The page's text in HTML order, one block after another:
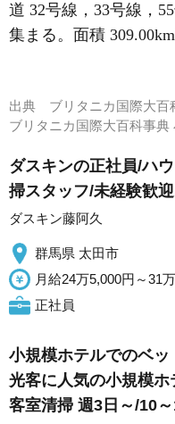
道 32号線，33号線，
集まる。面積 309.00km
出典 ブリタニカ国際大百
ブリタニカ国際大百科事
ダスキンの正社員/ハ
掃スタッフ/未経験歓迎
ダスキン藤阿久
群馬県 太田市
月給24万5,000円～31
正社員
小規模ホテルでのベ
光客に人気の小規模
客室清掃 週3日～/10